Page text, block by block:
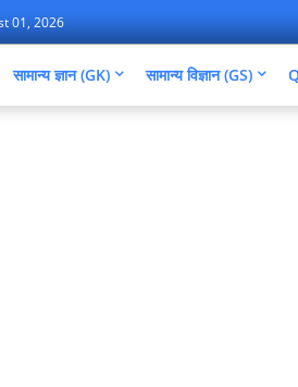
01, 2026
सामान्य ज्ञान (GK) सामान्य विज्ञान (GS)